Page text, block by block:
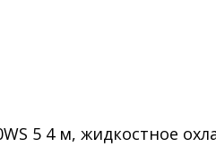
5 4 м, жидкостное